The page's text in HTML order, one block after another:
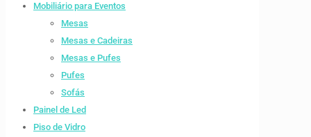
Mobiliário para Eventos
Mesas
Mesas e Cadeiras
Mesas e Pufes
Pufes
Sofás
Painel de Led
Piso de Vidro